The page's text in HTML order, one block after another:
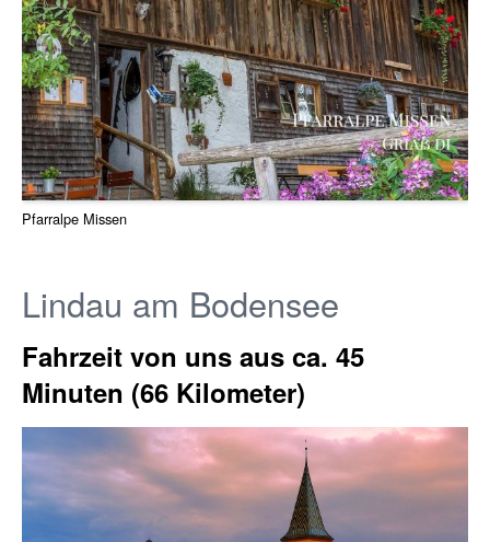
Pfarralpe Missen
Lindau am Bodensee
Fahrzeit von uns aus ca. 45
Minuten (66 Kilometer)